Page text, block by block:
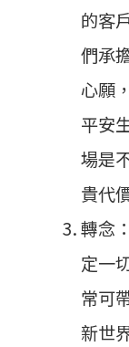
的客
們承
心願
平安
場是
貴代
轉念
定一
常可
新世